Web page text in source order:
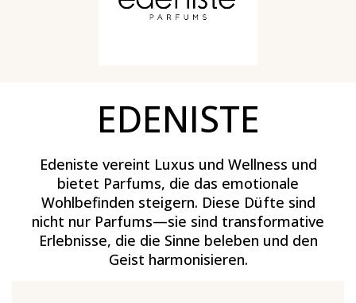
EDENISTE
Edeniste vereint Luxus und Wellness und
bietet Parfums, die das emotionale
Wohlbefinden steigern. Diese Düfte sind
nicht nur Parfums—sie sind transformative
Erlebnisse, die die Sinne beleben und den
Geist harmonisieren.